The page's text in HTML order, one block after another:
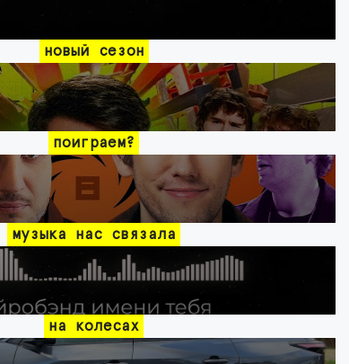
новый сезон
поиграем?
музыка нас связала
на колесах